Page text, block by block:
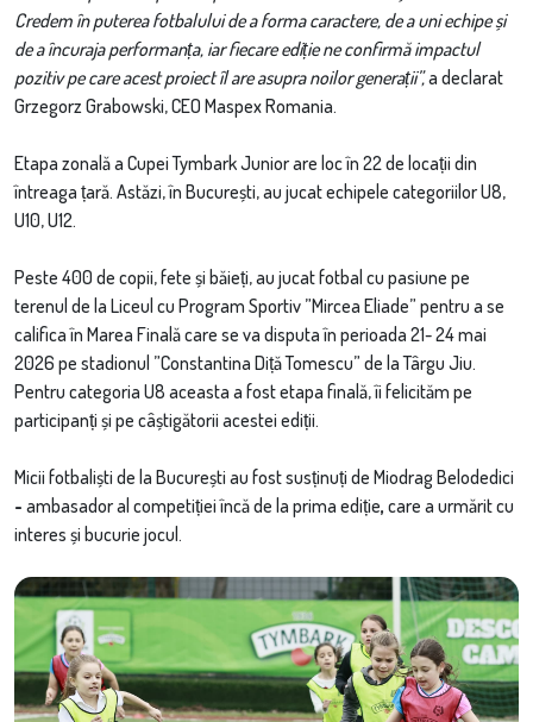
Credem în puterea fotbalului de a forma caractere, de a uni echipe și
de a încuraja performanța, iar fiecare ediție ne confirmă impactul
pozitiv pe care acest proiect îl are asupra noilor generații”,a declarat
Grzegorz Grabowski, CEO Maspex Romania.
Etapa zonală a Cupei Tymbark Junior are loc în 22 de locații din
întreaga țară. Astăzi, în București, au jucat echipele categoriilor U8,
U10, U12.
Peste 400 de copii, fete și băieți, au jucat fotbal cu pasiune pe
terenul de la Liceul cu Program Sportiv ”Mircea Eliade” pentru a se
califica în Marea Finală care se va disputa în perioada 21- 24 mai
2026 pe stadionul ”Constantina Diță Tomescu” de la Târgu Jiu.
Pentru categoria U8 aceasta a fost etapa finală, îi felicităm pe
participanți și pe câștigătorii acestei ediții.
Micii fotbaliști de la București au fost susținuți de Miodrag Belodedici
- ambasador al competiției încă de la prima ediție, care a urmărit cu
interes și bucurie jocul.